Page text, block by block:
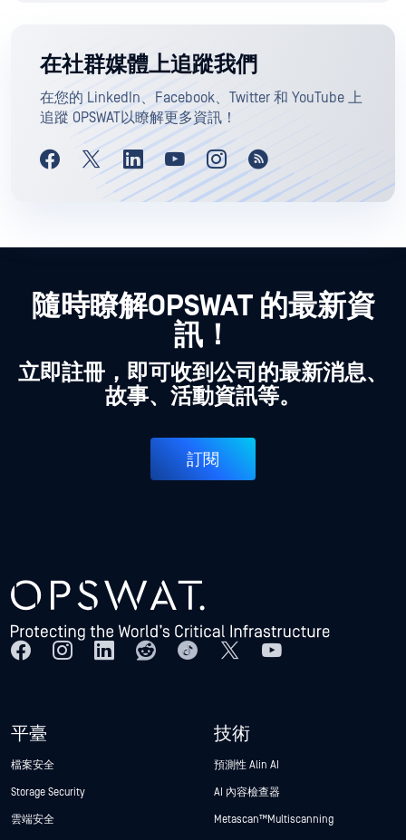
在社群媒體上追蹤我們
在您的 LinkedIn、Facebook、Twitter 和 YouTube 上
追蹤 OPSWAT以瞭解更多資訊！
隨時瞭解OPSWAT 的最新資
訊！
立即註冊，即可收到公司的最新消息、
故事、活動資訊等。
訂閱
平臺
檔案安全
Storage Security
雲端安全
技術
預測性 Alin AI
AI 內容檢查器
Metascan™ Multiscanning